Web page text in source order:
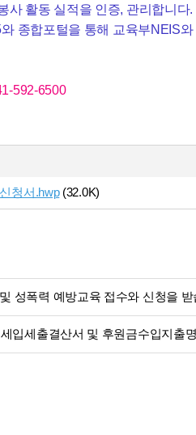
사 활동 실적을 인증, 관리합니다.
종합포털을 통해 교육부NEIS와
592-6500
청서.hwp(32.0K)
성폭력 예방교육 접수와 신청을
입세출결산서 및 후원금수입지출